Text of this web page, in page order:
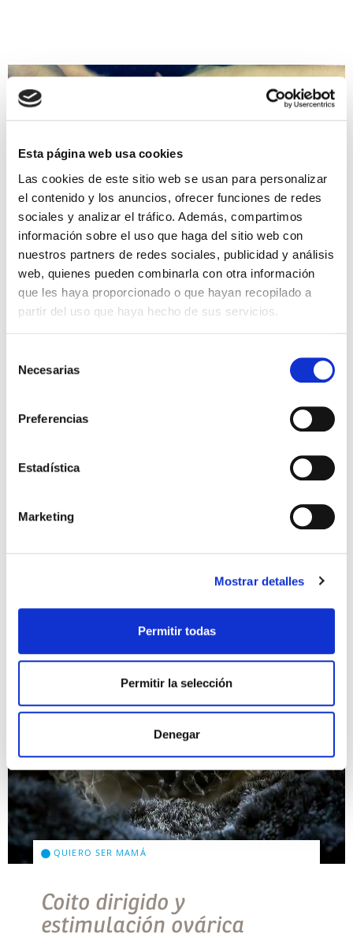
Esta página web usa cookies
Las cookies de este sitio web se usan para personalizar
el contenido y los anuncios, ofrecer funciones de redes
sociales y analizar el tráfico. Además, compartimos
información sobre el uso que haga del sitio web con
nuestros partners de redes sociales, publicidad y análisis
web, quienes pueden combinarla con otra información
que les haya proporcionado o que hayan recopilado a
partir del uso que haya hecho de sus servicios.
Necesarias
Preferencias
Estadística
Marketing
Mostrar detalles
Permitir todas
Permitir la selección
Denegar
QUIERO SER MAMÁ
¿Cómo saber el momento
relaciones?
días y la ovulación coincide aproximadamente con
QUIERO SER MAMÁ
Coito dirigido y
estimulación ovárica